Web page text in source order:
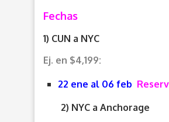
Fechas
1) CUN a NYC
Ej. en $4,199:
22 ene al 06 feb
2) NYC a Anchorage